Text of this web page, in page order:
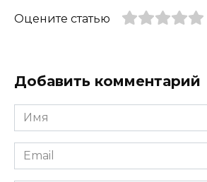
Оцените статью
Добавить комментарий
Имя
*
Email
*